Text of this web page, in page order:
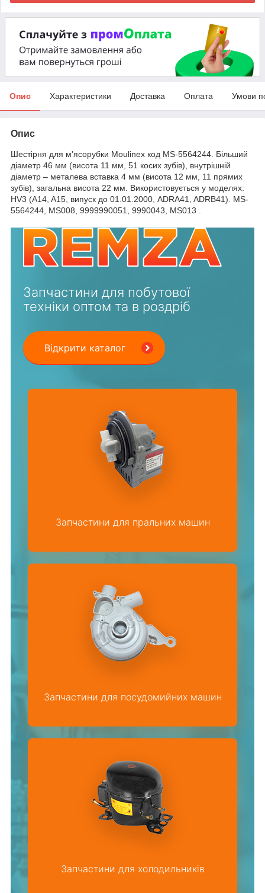
Опис Характеристики Доставка Оплата Умови
Опис
Шестірня для м'ясорубки Moulinex код MS-5564244. Більший
діаметр 46 мм (висота 11 мм, 51 косих зубів), внутрішній
діаметр – металева вставка 4 мм (висота 12 мм, 11 прямих
зубів), загальна висота 22 мм. Використовується у моделях:
HV3 (A14, A15, випуск до 01.01.2000, ADRA41, ADRB41). MS-
5564244, MS008, 9999990051, 9990043, MS013 .
Запчастини для побутової
техніки оптом та в роздріб
Відкрити каталог
Запчастини для пральних машин
Запчастини для посудомийних машин
Запчастини для холодильників